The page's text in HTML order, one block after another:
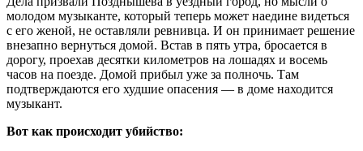
молодом музыканте, который теперь может наедине видеться
с его женой, не оставляли ревнивца. И он принимает решение
внезапно вернуться домой. Встав в пять утра, бросается в
дорогу, проехав десятки километров на лошадях и восемь
часов на поезде. Домой прибыл уже за полночь. Там
подтверждаются его худшие опасения — в доме находится
музыкант.
Вот как происходит убийство: